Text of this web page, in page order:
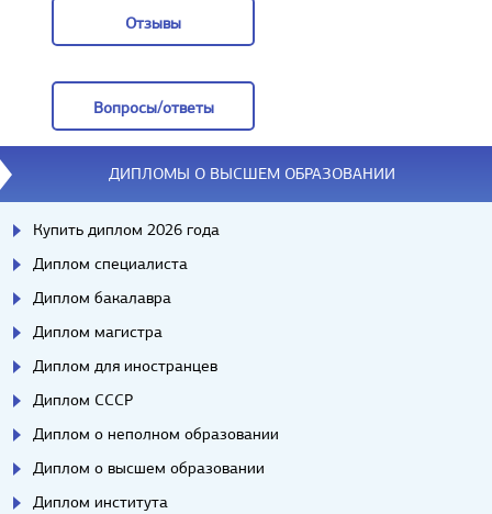
Отзывы
Вопросы/ответы
Вопросы/ответы
ДИПЛОМЫ О ВЫСШЕМ ОБРАЗОВАНИИ
Купить диплом 2026 года
Диплом специалиста
Диплом бакалавра
Диплом магистра
Диплом для иностранцев
Диплом СССР
Диплом о неполном образовании
Диплом о высшем образовании
Диплом института